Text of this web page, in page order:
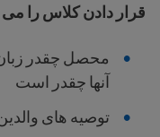
قرار دادن کلاس را می
محصل چقدر
آنها چقدر است
توصیه های